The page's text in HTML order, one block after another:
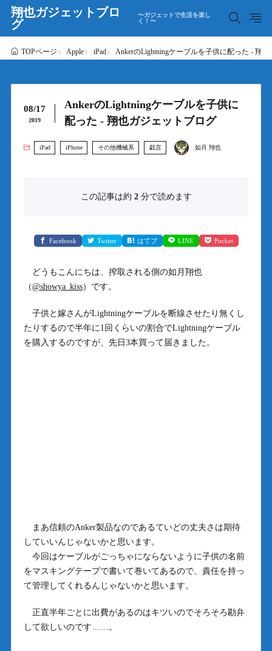
翔也ガジェットブロ
グ
〜ガジェットで生活を楽し
く！〜
TOPページ Apple iPad AnkerのLightningケーブルを子供に配った - 翔
08/17
2019
AnkerのLightningケーブルを子供に
配った - 翔也ガジェットブログ
iPad iPhone その他機械系 戯言 如月 翔也
この記事は約 2分で読めます
Facebook Twitter はてブ LINE Pocket
どうもこんにちは、搾取される側の如月翔也
（@showya_kiss）です。
子供と嫁さんがLightningケーブルを断線させたり無くし
たりするので半年に1回くらいの割合でLightningケーブル
を購入するのですが、先日3本買って届きました。
まあ信頼のAnker製品なのであるていどの丈夫さは期待
していいんじゃないかと思います。
今回はケーブルがごっちゃにならないように子供の名前
をマスキングテープで書いて巻いてあるので、責任を持っ
て管理してくれるんじゃないかと思います。
正直半年ごとに出費があるのはキツいのでそろそろ勘弁
して欲しいのです……。